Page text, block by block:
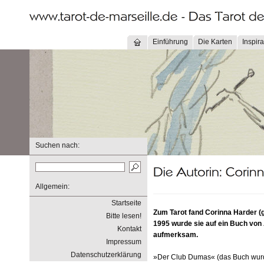
Einführung Die Karten
Suchen nach:
Allgemein:
Startseite
Bitte lesen!
Kontakt
Impressum
Datenschutzerklärung
Zum Tarot fand Corinna Harder
1995 wurde sie auf ein Buch
aufmerksam.
»Der Club Dumas« (das Buch